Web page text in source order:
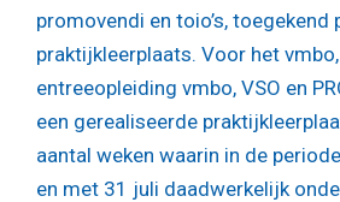
promovendi en toio’s, toegekend
praktijkleerplaats. Voor het
entreeopleiding vmbo, VSO en
een gerealiseerde
aantal weken waarin in de
en met 31 juli daadwerkelijk